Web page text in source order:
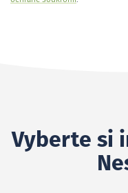
Vyberte si